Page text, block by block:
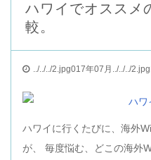
ハワイでオススメ
較。
../../../2.jpg017年07月../../../
ハワイに行くたびに、海外
が、 毎度悩む、どこの海外